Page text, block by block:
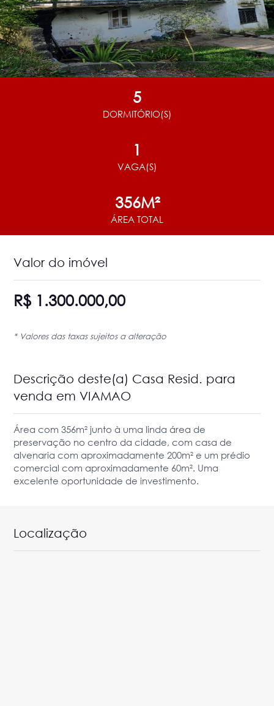
5
DORMITÓRIO(S)
1
VAGA(S)
356M²
ÁREA TOTAL
Valor do imóvel
R$ 1.300.000,00
* Valores das taxas sujeitos a alteração
Descrição deste(a) Casa Resid. para
venda em VIAMAO
Área com 356m² junto à uma linda área de
preservação no centro da cidade, com casa de
alvenaria com aproximadamente 200m² e um prédio
comercial com aproximadamente 60m². Uma
excelente oportunidade de investimento.
Localização